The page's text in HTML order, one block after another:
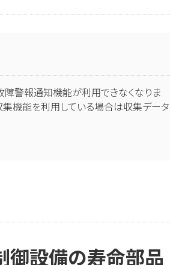
警報通知機能が利用できなくなりま
集機能を利用している場合は収集データ
御設備の寿命部品